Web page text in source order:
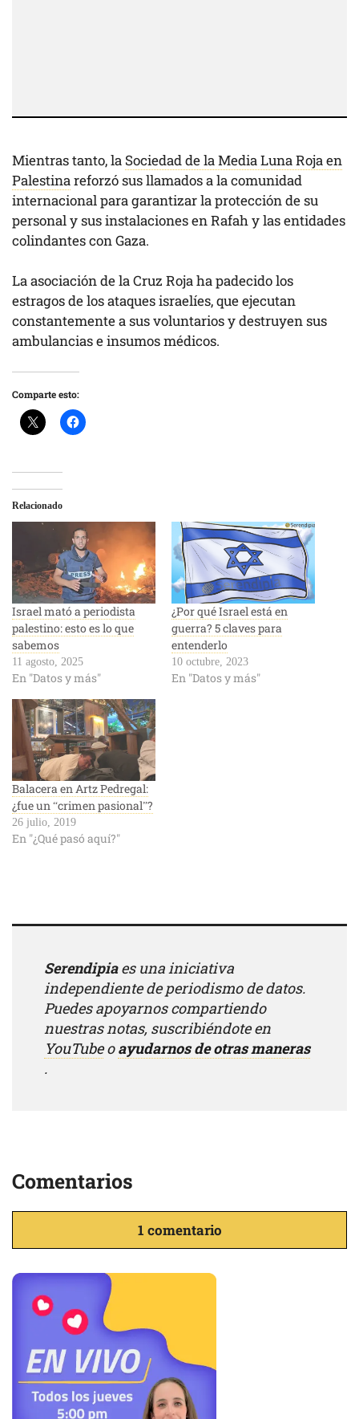
Mientras tanto, la Sociedad de la Media Luna Roja en
Palestina reforzó sus llamados a la comunidad
internacional para garantizar la protección de su
personal y sus instalaciones en Rafah y las entidades
colindantes con Gaza.
La asociación de la Cruz Roja ha padecido los
estragos de los ataques israelíes, que ejecutan
constantemente a sus voluntarios y destruyen sus
ambulancias e insumos médicos.
Comparte esto:
Relacionado
Israel mató a periodista
palestino: esto es lo que
sabemos
11 agosto, 2025
En "Datos y más"
¿Por qué Israel está en
guerra? 5 claves para
entenderlo
10 octubre, 2023
En "Datos y más"
Balacera en Artz Pedregal:
¿fue un “crimen pasional”?
26 julio, 2019
En "¿Qué pasó aquí?"
Serendipiaes una iniciativa
independiente de periodismo de datos.
Puedes apoyarnos compartiendo
nuestras notas, suscribiéndote en
YouTubeoayudarnos de otras maneras
.
Comentarios
1 comentario